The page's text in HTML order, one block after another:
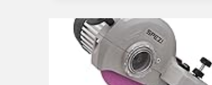
FLASCHENZUG
–
MASTSEITIG,
FÜR